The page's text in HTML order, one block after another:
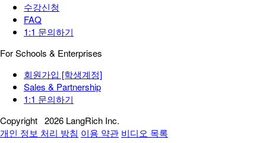
수강신청
FAQ
1:1 문의하기
For Schools & Enterprises
회원가입 [학생계정]
Sales & Partnership
1:1 문의하기
Copyright 2026 LangRich Inc.
개인 정보 처리 방침 이용 약관 비디오 목록